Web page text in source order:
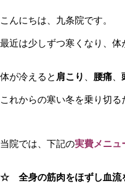
こんにちは、九条院です。
最近は少しずつ寒くなり、
体が冷えると 肩こり 腰痛
これからの寒い冬を乗り切
当院では、下記の実費メニュ
☆ 全身の筋肉をほずし血流